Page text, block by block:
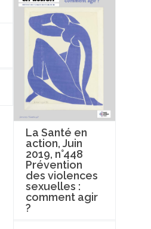
La Santé en
action, Juin
2019, n°448
Prévention
des violences
sexuelles :
comment agir
?